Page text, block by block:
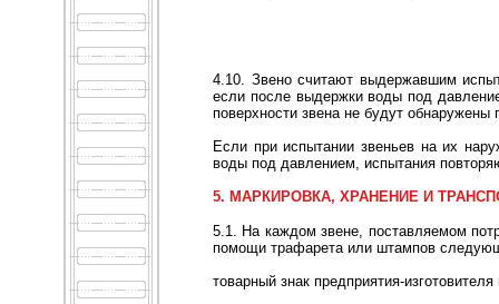
4.10. Звено считают выдержавшим
если после выдержки воды под
поверхности звена не будут обнаружены
Если при испытании звеньев на их
воды под давлением, испытания
5. МАРКИРОВКА, ХРАНЕНИЕ И
5.1. На каждом звене, поставляемом
помощи трафарета или штампов
товарный знак предприятия-